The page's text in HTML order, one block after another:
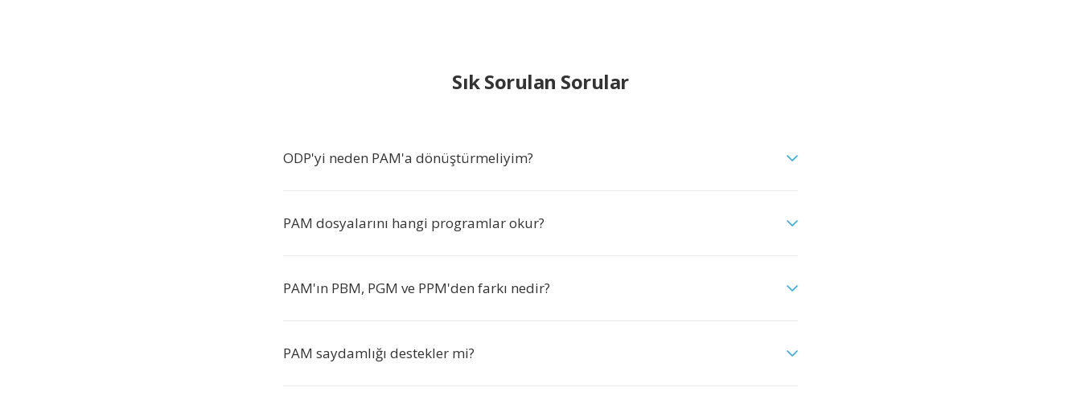
Sık Sorulan Sorular
ODP'yi neden PAM'a dönüştürmeliyim?
PAM dosyalarını hangi programlar okur?
PAM'ın PBM, PGM ve PPM'den farkı nedir?
PAM saydamlığı destekler mi?